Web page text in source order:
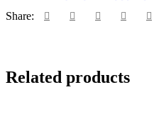
Share:
Related products